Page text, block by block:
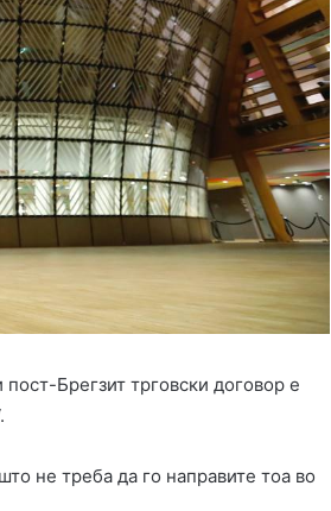
Брегзит трговски договор е
не треба да го направите тоа во